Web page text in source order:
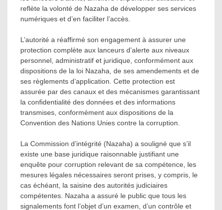
reflète la volonté de Nazaha de développer ses services
numériques et d’en faciliter l’accès.
L’autorité a réaffirmé son engagement à assurer une
protection complète aux lanceurs d’alerte aux niveaux
personnel, administratif et juridique, conformément aux
dispositions de la loi Nazaha, de ses amendements et de
ses règlements d’application. Cette protection est
assurée par des canaux et des mécanismes garantissant
la confidentialité des données et des informations
transmises, conformément aux dispositions de la
Convention des Nations Unies contre la corruption.
La Commission d’intégrité (Nazaha) a souligné que s’il
existe une base juridique raisonnable justifiant une
enquête pour corruption relevant de sa compétence, les
mesures légales nécessaires seront prises, y compris, le
cas échéant, la saisine des autorités judiciaires
compétentes. Nazaha a assuré le public que tous les
signalements font l’objet d’un examen, d’un contrôle et